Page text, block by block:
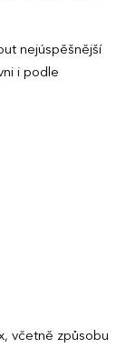
nejúspěšnější
i podle
včetně způsobu